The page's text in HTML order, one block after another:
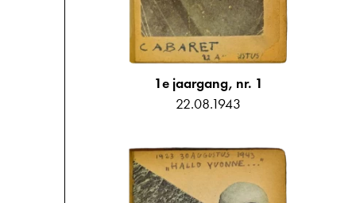
1e jaargang, nr. 1
22.08.1943